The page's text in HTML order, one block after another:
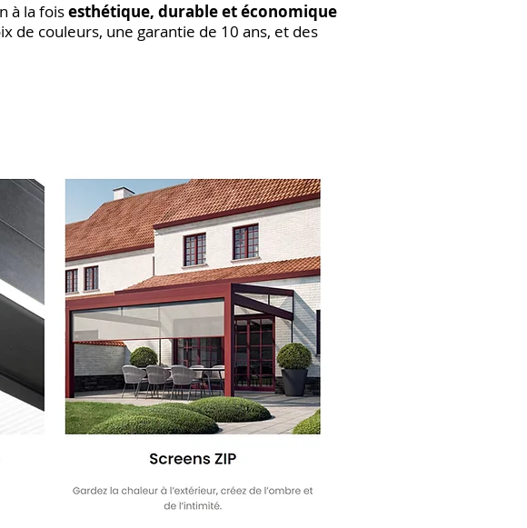
à la foisesthétique, durable et économique
de couleurs, une garantie de 10 ans, et des